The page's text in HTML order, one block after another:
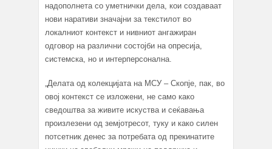
надополнета со уметнички дела, кои создаваат
нови наративи значајни за текстилот во
локалниот контекст и нивниот ангажиран
одговор на различни состојби на опресија,
системска, но и интерперсонална.
„Делата од колекцијата на МСУ – Скопје, пак, во
овој контекст се изложени, не само како
сведоштва за живите искуства и сеќавања
произлезени од земјотресот, туку и како силен
потсетник денес за потребата од прекинатите